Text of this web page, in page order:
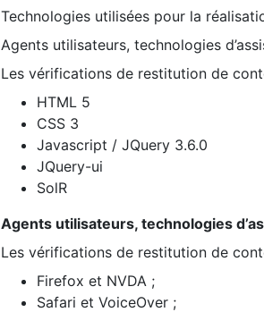
Technologies utilisées pour la
Agents utilisateurs, technologies
Les vérifications de restitution de
HTML 5
CSS 3
Javascript / JQuery 3.6.0
JQuery-ui
SolR
Agents utilisateurs, technologies
Les vérifications de restitution de
Firefox et NVDA ;
Safari et VoiceOver ;